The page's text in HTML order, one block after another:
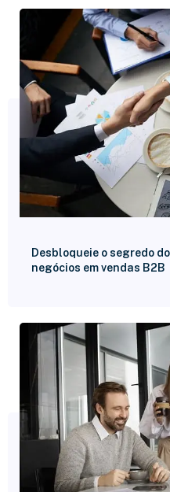
Desbloqueie o segredo
negócios em vendas B2B